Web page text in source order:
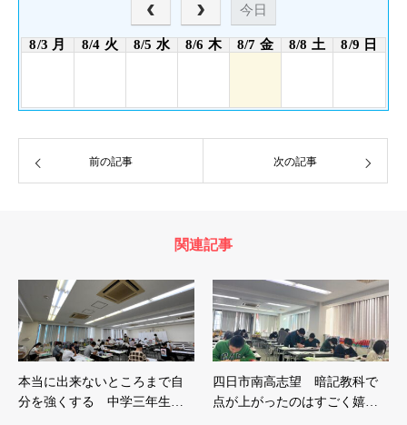
今日
8/3 月 8/4 火 8/5 水 8/6 木 8/7 金 8/8 土 8/9 日
前の記事 次の記事
関連記事
本当に出来ないところまで自
分を強くする 中学三年生…
四日市南高志望 暗記教科で
点が上がったのはすごく嬉…